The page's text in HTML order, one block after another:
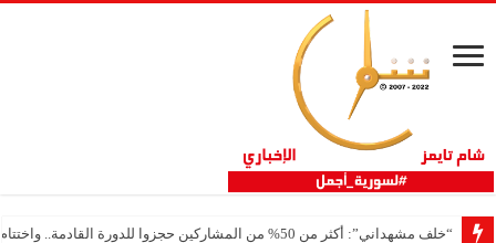
“خلف مشهداني”: أكثر من 50% من المشاركين حجزوا للدورة القادمة.. واختتام ناجح لفعاليات ثلاثية مشهداني الصناعية